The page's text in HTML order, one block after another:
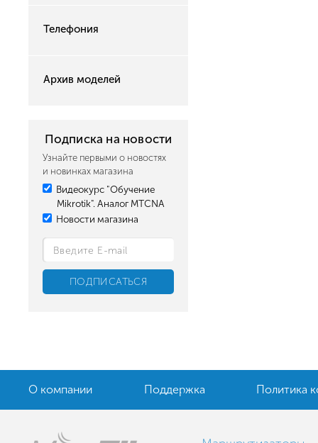
Телефония
Архив моделей
Подписка на новости
Узнайте первыми о новостях
и новинках магазина
Видеокурс "Обучение
Mikrotik". Аналог MTCNA
Новости магазина
О компании Поддержка Политика